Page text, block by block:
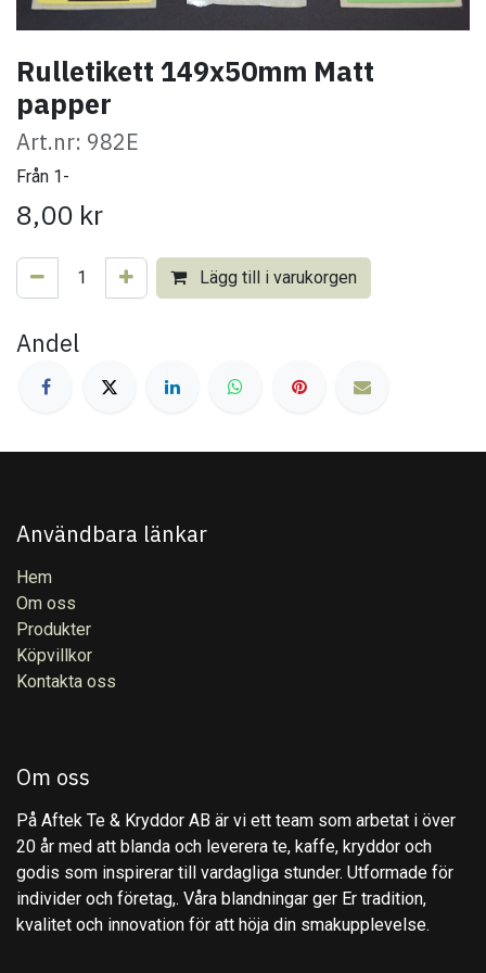
Rulletikett 149x50mm Matt
papper
Art.nr: 982E
Från 1-
8,00 kr
Lägg till i varukorgen
Andel
Användbara länkar
Hem
Om oss
Produkter
Köpvillkor
Kontakta oss
Om oss
På Aftek Te & Kryddor AB är vi ett team som arbetat i över
20 år med att blanda och leverera te, kaffe, kryddor och
godis som inspirerar till vardagliga stunder. Utformade för
individer och företag,. Våra blandningar ger Er tradition,
kvalitet och innovation för att höja din smakupplevelse.